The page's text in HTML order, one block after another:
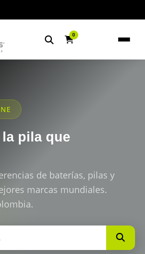
0
pila que
de baterías, pilas y
marcas mundiales.